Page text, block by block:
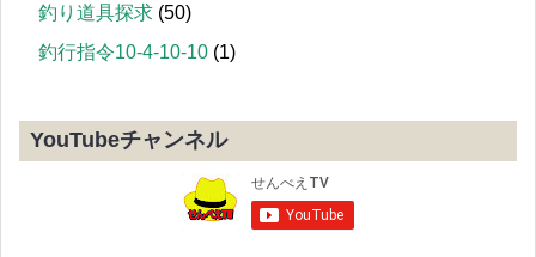
釣り道具探求 (50)
釣行指令10-4-10-10 (1)
YouTubeチャンネル